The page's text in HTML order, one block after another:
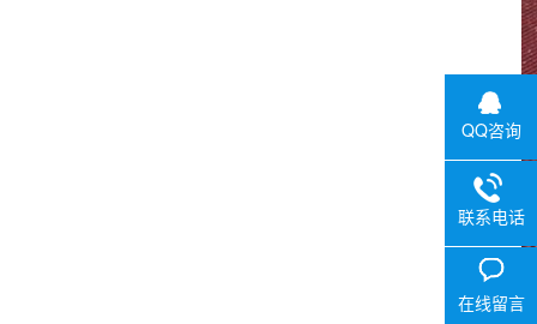
QQ咨询
联系电话
在线留言